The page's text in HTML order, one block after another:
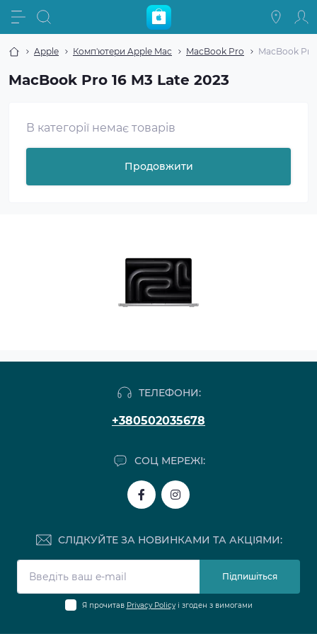
Apple Комп'ютери Apple Mac MacBook Pro MacBook Pro
MacBook Pro 16 M3 Late 2023
В категорії немає товарів
Продовжити
ТЕЛЕФОНИ:
+380502035678
СОЦ МЕРЕЖІ:
СЛІДКУЙТЕ ЗА НОВИНКАМИ ТА АКЦІЯМИ:
Підпишіться
Я прочитав Privacy Policyі згоден з вимогами